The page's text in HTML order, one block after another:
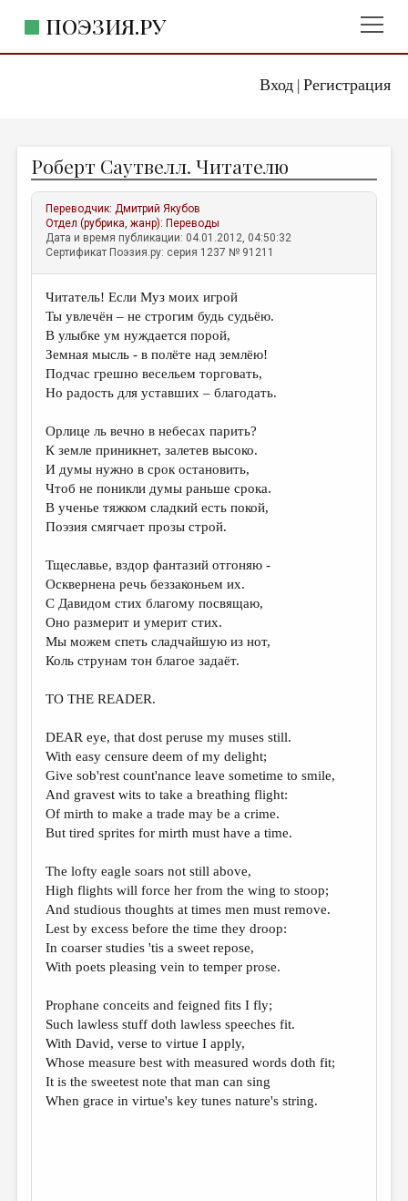
Вход| Регистрация
ПОЭЗИЯ.РУ
ЖАНРЫ
АВТОРЫ
КОММЕНТАРИИ
ЛИТСАЛОН
НОВОСТИ
ПРАВИЛА САЙТА
ОТДЕЛЫ И РУБРИКИ
ИЗБРАННОЕ
ДАЙДЖЕСТ
ПРОИЗВЕДЕНИЯ
ПЕРЕВОДЫ
КОНКУРСЫ
ДЕТСКАЯ КОМНАТА
КНИЖНАЯ ПОЛКА
ОБЗОР ЛИТЕРАТУРЫ
СТРАНИЦЫ ПАМЯТИ
ОБЪЯВЛЕНИЯ
КОЛОНКА РЕДАКТОРА
РЕДКОЛЛЕГИЯ
ОТ РЕДАКЦИИ
МАЛАЯ ПРОЗА
ЛИТЕРАТУРОВЕДЕНИЕ
КУЛЬТУРОВЕДЕНИЕ
ПУБЛИЦИСТИКА
ЦИКЛЫ ПУБЛИКАЦИЙ
ТРЕДИАКОВСКИЙ
МЕДИА
ВКОНТАКТЕ
Роберт Саутвелл. Читателю
Переводчик:Дмитрий Якубов
Отдел (рубрика, жанр): Переводы
Дата и время публикации: 04.01.2012, 04:50:32
Сертификат Поэзия.ру: серия 1237 № 91211
Читатель! Если Муз моих игрой
Ты увлечён – не строгим будь судьёю.
В улыбке ум нуждается порой,
Земная мысль - в полёте над землёю!
Подчас грешно весельем торговать,
Но радость для уставших – благодать.
Орлице ль вечно в небесах парить?
К земле приникнет, залетев высоко.
И думы нужно в срок остановить,
Чтоб не поникли думы раньше срока.
В ученье тяжком сладкий есть покой,
Поэзия смягчает прозы строй.
Тщеславье, вздор фантазий отгоняю -
Осквернена речь беззаконьем их.
С Давидом стих благому посвящаю,
Оно размерит и умерит стих.
Мы можем спеть сладчайшую из нот,
Коль струнам тон благое задаёт.
TO THE READER.
DEAR eye, that dost peruse my muses still.
With easy censure deem of my delight;
Give sob'rest count'nance leave sometime to smile,
And gravest wits to take a breathing flight:
Of mirth to make a trade may be a crime.
But tired sprites for mirth must have a time.
The lofty eagle soars not still above,
High flights will force her from the wing to stoop;
And studious thoughts at times men must remove.
Lest by excess before the time they droop:
In coarser studies 'tis a sweet repose,
With poets pleasing vein to temper prose.
Prophane conceits and feigned fits I fly;
Such lawless stuff doth lawless speeches fit.
With David, verse to virtue I apply,
Whose measure best with measured words doth fit;
It is the sweetest note that man can sing
When grace in virtue's key tunes nature's string.